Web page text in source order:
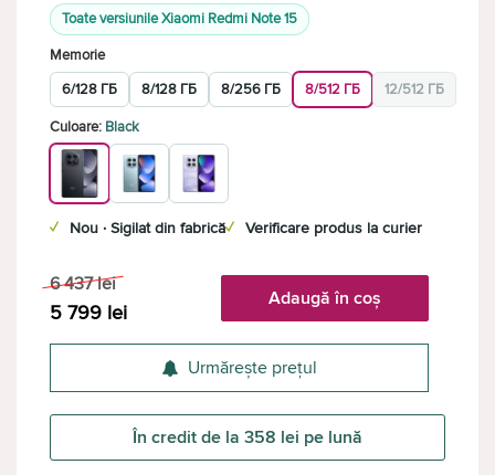
Toate versiunile Xiaomi Redmi Note 15
Memorie
6/128 ГБ
8/128 ГБ 8/256 ГБ 8/512 ГБ 12/512 ГБ
Culoare: Black
✓ Nou · Sigilat din fabrică✓ Verificare produs la curier
6 437 lei
5 799 lei
Adaugă în coș
Urmărește prețul
În credit de la 358 lei pe lună